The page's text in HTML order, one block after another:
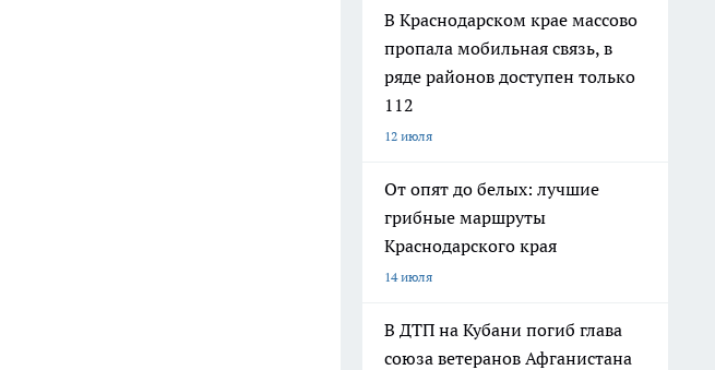
В Краснодарском крае массово
пропала мобильная связь, в
ряде районов доступен только
112
12 июля
От опят до белых: лучшие
грибные маршруты
Краснодарского края
14 июля
В ДТП на Кубани погиб глава
союза ветеранов Афганистана